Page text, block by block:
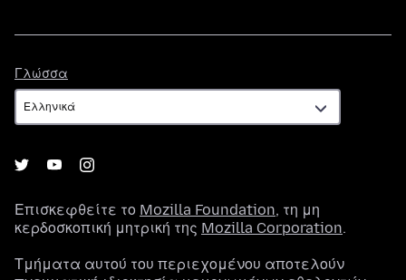
Γλώσσα
Επισκεφθείτε το Mozilla Foundation, τη μη
κερδοσκοπική μητρική της Mozilla Corporation.
Τμήματα αυτού του περιεχομένου αποτελούν